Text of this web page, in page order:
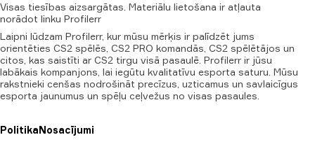
Visas tiesības aizsargātas. Materiālu lietošana ir atļauta
norādot linku Profilerr
Laipni lūdzam Profilerr, kur mūsu mērķis ir palīdzēt jums
orientēties CS2 spēlēs, CS2 PRO komandās, CS2 spēlētājos un
citos, kas saistīti ar CS2 tirgu visā pasaulē. Profilerr ir jūsu
labākais kompanjons, lai iegūtu kvalitatīvu esporta saturu. Mūsu
rakstnieki cenšas nodrošināt precīzus, uzticamus un savlaicīgus
esporta jaunumus un spēļu ceļvežus no visas pasaules.
PolitikaNosacījumi